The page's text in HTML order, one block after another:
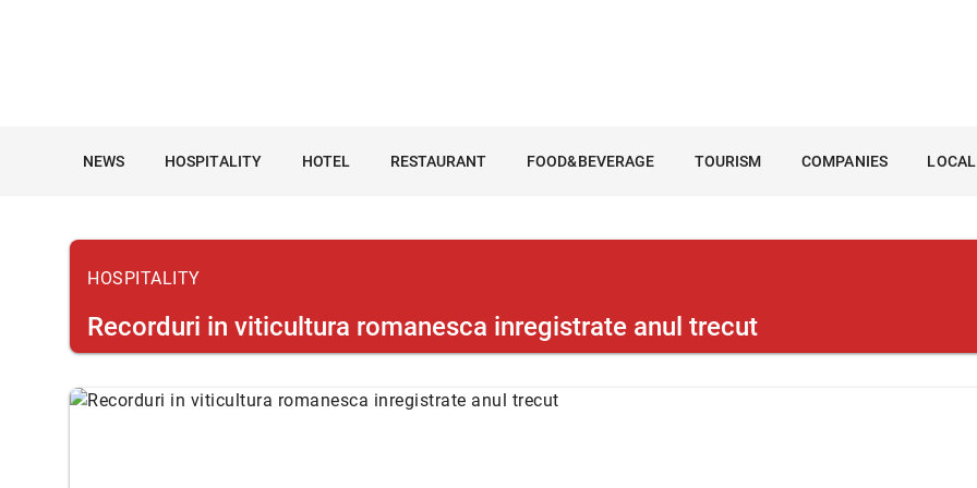
NEWS HOSPITALITY HOTEL RESTAURANT FOOD&BEVERAGE TOURISM COMPANIES
HOSPITALITY
Recorduri in viticultura romanesca inregistrate anul trecut